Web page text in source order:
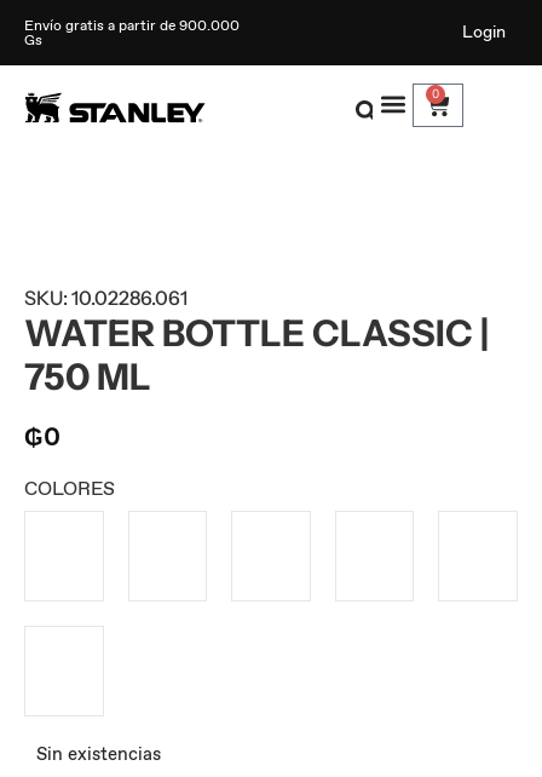
Envío gratis a partir de 900.000
Gs
Login
0
SKU: 10.02286.061
WATER BOTTLE CLASSIC |
750 ML
₲0
COLORES
Sin existencias